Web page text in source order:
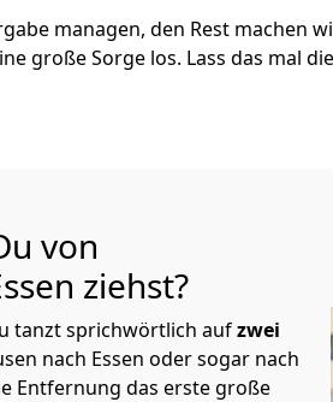
managen, den Rest machen
große Sorge los. Lass das mal
von
ziehst?
tanzt sprichwörtlich aufzwei
nach Essen oder sogar nach
Entfernung das erste große